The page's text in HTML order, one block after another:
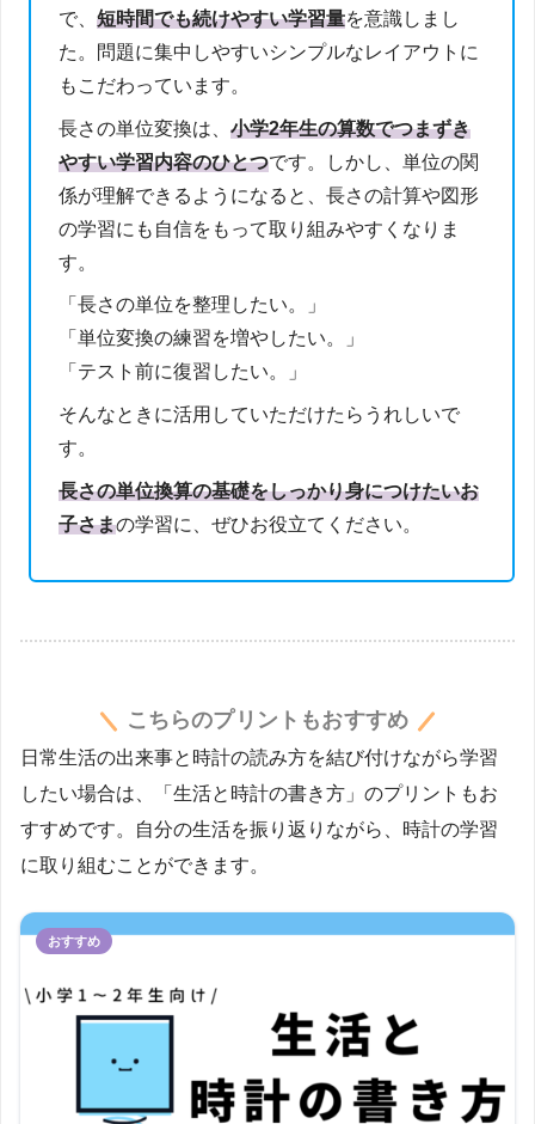
で、短時間でも続けやすい学習量を意識しまし
た。問題に集中しやすいシンプルなレイアウトに
もこだわっています。
長さの単位変換は、小学2年生の算数でつまずき
やすい学習内容のひとつです。しかし、単位の関
係が理解できるようになると、長さの計算や図形
の学習にも自信をもって取り組みやすくなりま
す。
「長さの単位を整理したい。」
「単位変換の練習を増やしたい。」
「テスト前に復習したい。」
そんなときに活用していただけたらうれしいで
す。
長さの単位換算の基礎をしっかり身につけたいお
子さまの学習に、ぜひお役立てください。
こちらのプリントもおすすめ
日常生活の出来事と時計の読み方を結び付けながら学習
したい場合は、「生活と時計の書き方」のプリントもお
すすめです。自分の生活を振り返りながら、時計の学習
に取り組むことができます。